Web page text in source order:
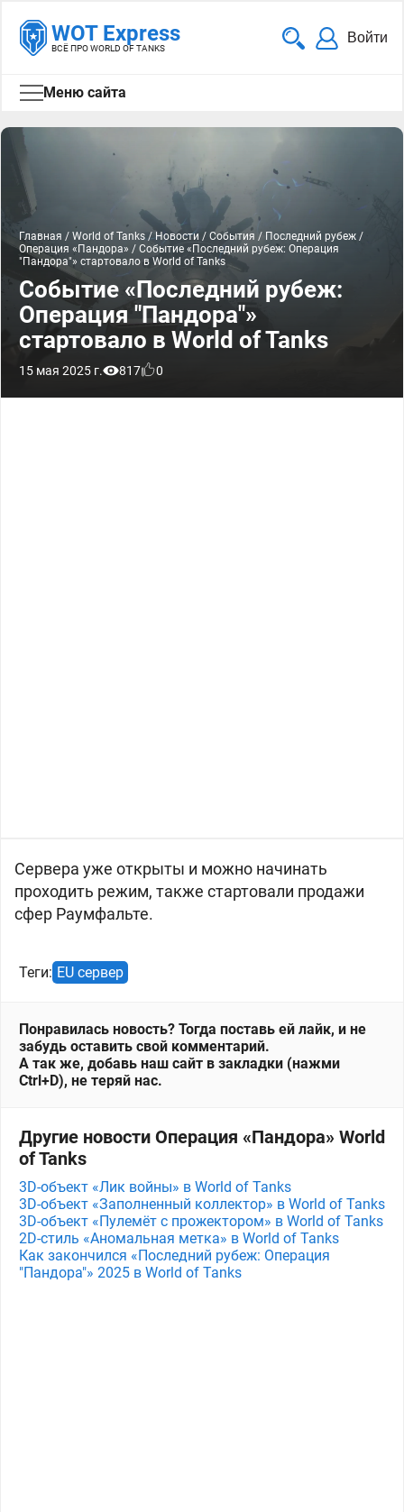
WOT Express
ВСЁ ПРО WORLD OF TANKS
Войти
Меню сайта
Главная / World of Tanks / Новости / События / Последний рубеж /
Операция «Пандора» / Событие «Последний рубеж: Операция
"Пандора"» стартовало в World of Tanks
Событие «Последний рубеж:
Операция "Пандора"»
стартовало в World of Tanks
15 мая 2025 г. 817 0
Сервера уже открыты и можно начинать
проходить режим, также стартовали продажи
сфер Раумфальте.
Теги: EU сервер
Понравилась новость? Тогда поставь ей лайк, и не
забудь оставить свой комментарий.
А так же, добавь наш сайт в закладки (нажми
Ctrl+D), не теряй нас.
Другие новости Операция «Пандора» World
of Tanks
3D-объект «Лик войны» в World of Tanks
3D-объект «Заполненный коллектор» в World of Tanks
3D-объект «Пулемёт с прожектором» в World of Tanks
2D-стиль «Аномальная метка» в World of Tanks
Как закончился «Последний рубеж: Операция
"Пандора"» 2025 в World of Tanks